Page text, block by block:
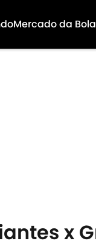
Mercado da Bola
x